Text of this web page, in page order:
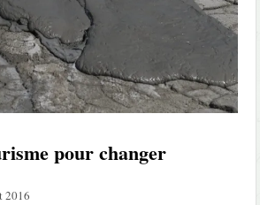
pour changer
2016